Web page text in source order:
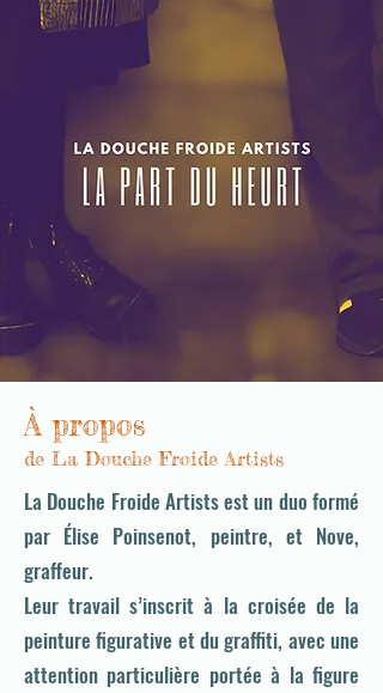
À propos
de La Douche Froide Artists
La Douche Froide Artists est un duo formé
par Élise Poinsenot, peintre, et Nove,
graffeur.
Leur travail s’inscrit à la croisée de la
peinture figurative et du graffiti, avec une
attention particulière portée à la figure